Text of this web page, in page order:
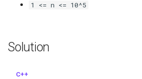
294
1 <= n <= 10^5
Solution
C++